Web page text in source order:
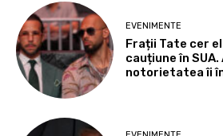
EVENIMENTE
Frații Tate cer
cauțiune în
notorietatea îi